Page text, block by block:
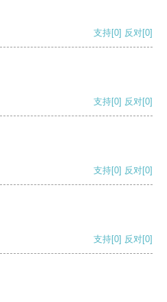
支持[0] 反对[0]
支持[0] 反对[0]
支持[0] 反对[0]
支持[0] 反对[0]